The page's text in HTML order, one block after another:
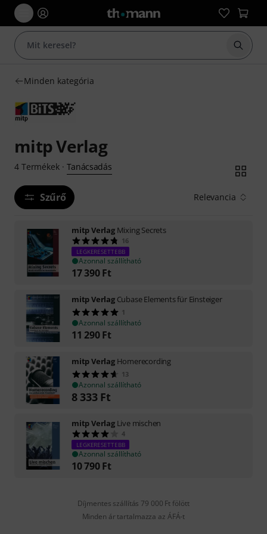
Minden kategória
mitp Verlag
4 Termékek· Tanácsadás
Szűrő Relevancia
mitp Verlag Mixing Secrets
16
LEGKERESETTEBB
Azonnal szállítható
17 390 Ft
mitp Verlag Cubase Elements für Einsteiger
1
Azonnal szállítható
11 290 Ft
mitp Verlag Homerecording
13
Azonnal szállítható
8 333 Ft
mitp Verlag Live mischen
4
LEGKERESETTEBB
Azonnal szállítható
10 790 Ft
Díjmentes szállítás 79 000 Ft fölött
Minden ár tartalmazza az ÁFÁ-t